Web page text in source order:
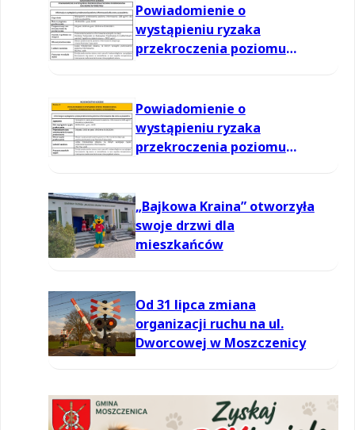
Powiadomienie o
wystąpieniu ryzaka
przekroczenia poziomu
Powiadomienie o
wystąpieniu ryzaka
przekroczenia poziomu
„Bajkowa Kraina” otworzyła
swoje drzwi dla
mieszkańców
Od 31 lipca zmiana
organizacji ruchu na ul.
Dworcowej w Moszczenicy